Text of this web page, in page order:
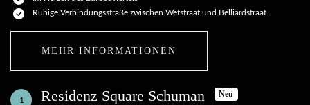
Ruhige Verbindungsstraße zwischen Wetstraat und Belliardstraat
MEHR INFORMATIONEN
1 Residenz Square Schuman Neu